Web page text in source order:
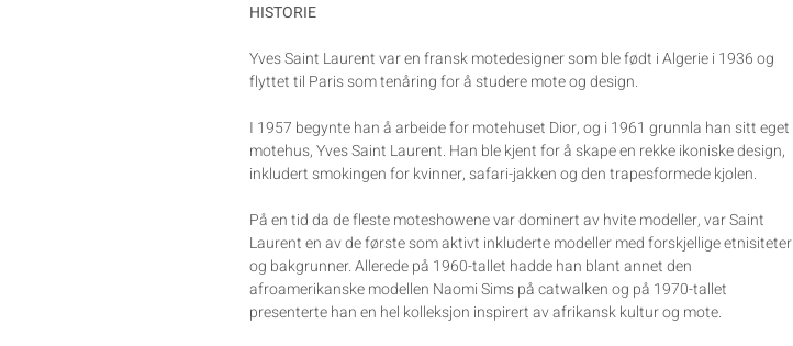
HISTORIE
Yves Saint Laurent var en fransk motedesigner som ble født i Algerie i 1936 og
flyttet til Paris som tenåring for å studere mote og design.
I 1957 begynte han å arbeide for motehuset Dior, og i 1961 grunnla han sitt eget
motehus, Yves Saint Laurent. Han ble kjent for å skape en rekke ikoniske design,
inkludert smokingen for kvinner, safari-jakken og den trapesformede kjolen.
På en tid da de fleste moteshowene var dominert av hvite modeller, var Saint
Laurent en av de første som aktivt inkluderte modeller med forskjellige etnisiteter
og bakgrunner. Allerede på 1960-tallet hadde han blant annet den
afroamerikanske modellen Naomi Sims på catwalken og på 1970-tallet
presenterte han en hel kolleksjon inspirert av afrikansk kultur og mote.